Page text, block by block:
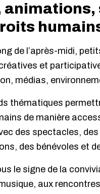
animations,
de l’après-midi,
et
médias,
thématiques
de manière
des spectacles,
des bénévoles et
le signe de la
aux